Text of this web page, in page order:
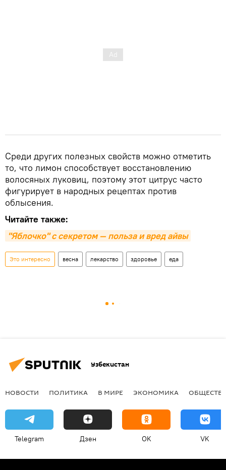
Среди других полезных свойств можно отметить
то, что лимон способствует восстановлению
волосяных луковиц, поэтому этот цитрус часто
фигурирует в народных рецептах против
облысения.
Читайте также:
"Яблочко" с секретом — польза и вред айвы
Это интересно весна лекарство здоровье еда
Узбекистан
НОВОСТИ ПОЛИТИКА В МИРЕ ЭКОНОМИКА
Telegram Дзен OK VK